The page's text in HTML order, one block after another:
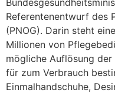
Referentenentwurf des
(PNOG). Darin steht
Millionen von
mögliche Auflösung
für zum Verbrauch
Einmalhandschuhe,